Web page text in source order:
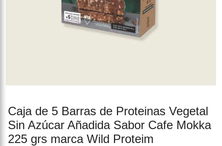
Caja de 5 Barras de Proteinas Vegetal
Sin Azúcar Añadida Sabor Cafe Mokka
225 grs marca Wild Proteim